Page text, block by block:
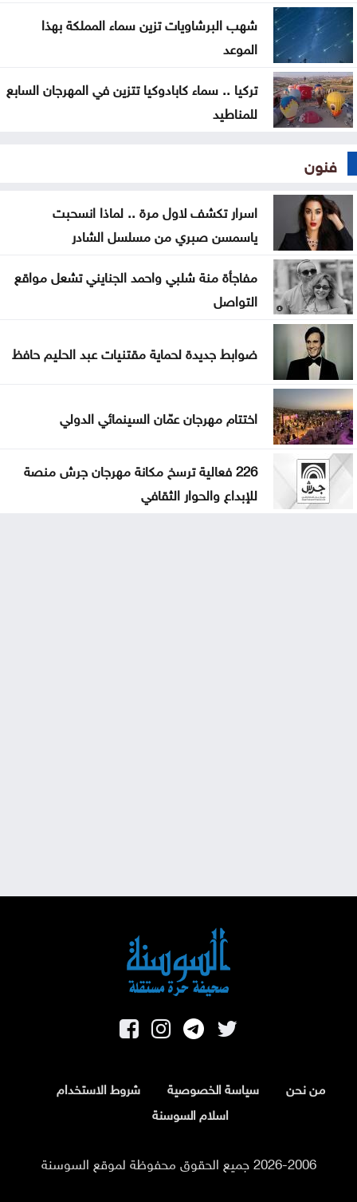
شهب البرشاويات تزين سماء المملكة بهذا
الموعد
تركيا .. سماء كابادوكيا تتزين في المهرجان السابع
للمناطيد
فنون
اسرار تكشف لاول مرة .. لماذا انسحبت
ياسمسن صبري من مسلسل الشادر
مفاجأة منة شلبي واحمد الجنايني تشعل مواقع
التواصل
ضوابط جديدة لحماية مقتنيات عبد الحليم حافظ
اختتام مهرجان عمّان السينمائي الدولي
226 فعالية ترسخ مكانة مهرجان جرش منصة
للإبداع والحوار الثقافي
من نحن سياسة الخصوصية
شروط الاستخدام
اسلام السوسنة
2026-2006 جميع الحقوق محفوظة لموقع السوسنة